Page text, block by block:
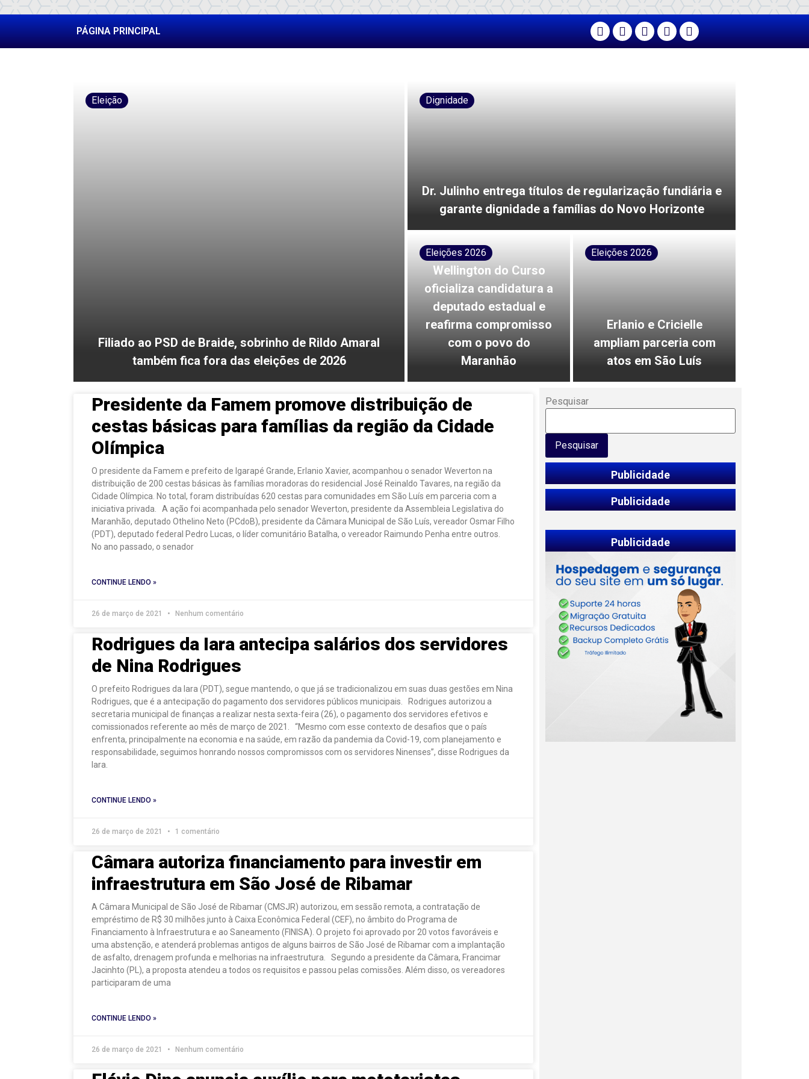
PÁGINA PRINCIPAL
Eleição
Filiado ao PSD de Braide, sobrinho de Rildo Amaral
também fica fora das eleições de 2026
Dignidade
Dr. Julinho entrega títulos de regularização fundiária e
garante dignidade a famílias do Novo Horizonte
Eleições 2026
Wellington do Curso
oficializa candidatura a
deputado estadual e
reafirma compromisso
com o povo do
Maranhão
Eleições 2026
Erlanio e Cricielle
ampliam parceria com
atos em São Luís
Presidente da Famem promove distribuição de
cestas básicas para famílias da região da Cidade
Olímpica
O presidente da Famem e prefeito de Igarapé Grande, Erlanio Xavier, acompanhou o senador Weverton na
distribuição de 200 cestas básicas às famílias moradoras do residencial José Reinaldo Tavares, na região da
Cidade Olímpica. No total, foram distribuídas 620 cestas para comunidades em São Luís em parceria com a
iniciativa privada. A ação foi acompanhada pelo senador Weverton, presidente da Assembleia Legislativa do
Maranhão, deputado Othelino Neto (PCdoB), presidente da Câmara Municipal de São Luís, vereador Osmar Filho
(PDT), deputado federal Pedro Lucas, o líder comunitário Batalha, o vereador Raimundo Penha entre outros.
No ano passado, o senador
CONTINUE LENDO »
26 de março de 2021 Nenhum comentário
Rodrigues da Iara antecipa salários dos servidores
de Nina Rodrigues
O prefeito Rodrigues da Iara (PDT), segue mantendo, o que já se tradicionalizou em suas duas gestões em Nina
Rodrigues, que é a antecipação do pagamento dos servidores públicos municipais. Rodrigues autorizou a
secretaria municipal de finanças a realizar nesta sexta-feira (26), o pagamento dos servidores efetivos e
comissionados referente ao mês de março de 2021. “Mesmo com esse contexto de desafios que o país
enfrenta, principalmente na economia e na saúde, em razão da pandemia da Covid-19, com planejamento e
responsabilidade, seguimos honrando nossos compromissos com os servidores Ninenses”, disse Rodrigues da
Iara.
CONTINUE LENDO »
26 de março de 2021 1 comentário
Câmara autoriza financiamento para investir em
infraestrutura em São José de Ribamar
A Câmara Municipal de São José de Ribamar (CMSJR) autorizou, em sessão remota, a contratação de
empréstimo de R$ 30 milhões junto à Caixa Econômica Federal (CEF), no âmbito do Programa de
Financiamento à Infraestrutura e ao Saneamento (FINISA). O projeto foi aprovado por 20 votos favoráveis e
uma abstenção, e atenderá problemas antigos de alguns bairros de São José de Ribamar com a implantação
de asfalto, drenagem profunda e melhorias na infraestrutura. Segundo a presidente da Câmara, Francimar
Jacinhto (PL), a proposta atendeu a todos os requisitos e passou pelas comissões. Além disso, os vereadores
participaram de uma
CONTINUE LENDO »
26 de março de 2021 Nenhum comentário
Pesquisar
Pesquisar
Publicidade
Publicidade
Publicidade